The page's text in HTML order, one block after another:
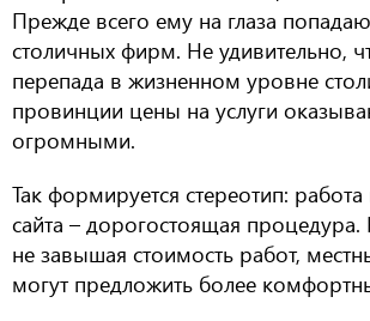
Прежде всего ему на глаза
столичных фирм. Не удивительно,
перепада в жизненном уровне
провинции цены на услуги
огромными.
Так формируется стереотип:
сайта – дорогостоящая
не завышая стоимость работ,
могут предложить более